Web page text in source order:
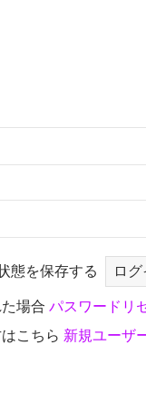
態を保存する
場合 パスワードリ
こちら 新規ユーザ